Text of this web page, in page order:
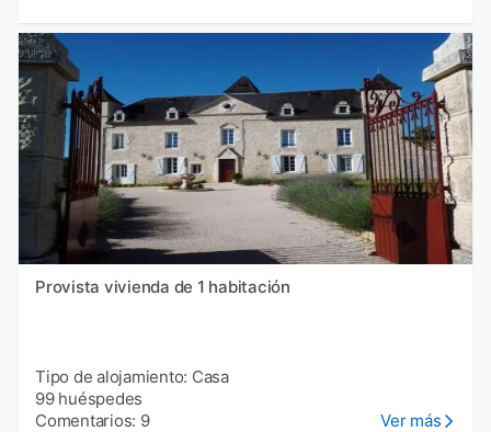
Provista vivienda de 1 habitación
Tipo de alojamiento: Casa
99 huéspedes
Comentarios: 9
Ver más